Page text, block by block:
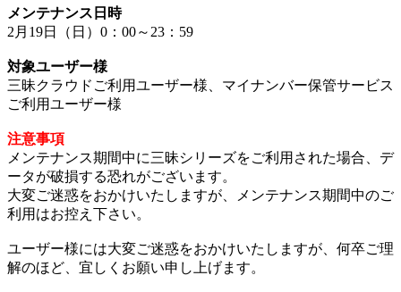
メンテナンス日時
2月19日（日）0：00～23：59
対象ユーザー様
三昧クラウドご利用ユーザー様、マイナンバー保管サービス
ご利用ユーザー様
注意事項
メンテナンス期間中に三昧シリーズをご利用された場合、デ
ータが破損する恐れがございます。
大変ご迷惑をおかけいたしますが、メンテナンス期間中のご
利用はお控え下さい。
ユーザー様には大変ご迷惑をおかけいたしますが、何卒ご理
解のほど、宜しくお願い申し上げます。